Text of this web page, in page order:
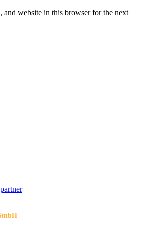
and website in this browser for the next